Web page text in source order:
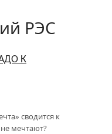
РЭС
К
сводится к
мечтают?